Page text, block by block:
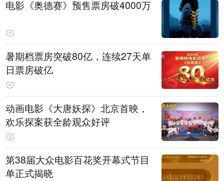
电影《奥德赛》预售票房破4000万
暑期档票房突破80亿，连续27天单
日票房破亿
动画电影《大唐妖探》北京首映，
欢乐探案获全龄观众好评
第38届大众电影百花奖开幕式节目
单正式揭晓